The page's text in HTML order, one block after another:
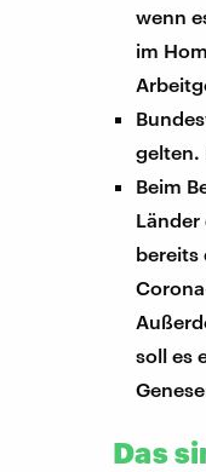
wenn
im
gelten.
Beim
bereits
soll es
Das